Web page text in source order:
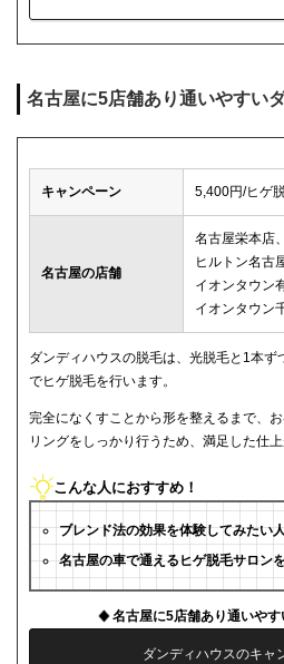
名古屋に5店舗あり通いやすい
キャンペーン 5,400円/ヒゲ
名古屋の店舗
名古屋栄本店
ヒルトン名古
イオンタウン
イオンタウン
ダンディハウスの脱毛は、光脱毛と1本
でヒゲ脱毛を行います。
完全になくすことから形を整えるまで、
リングをしっかり行うため、満足した仕
こんな人におすすめ！
ブレンド法の効果を体験してみたい
名古屋の車で通えるヒゲ脱毛サロン
名古屋に5店舗あり通いや
ダンディハウスのキャ